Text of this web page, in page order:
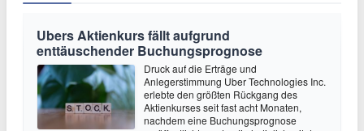
Ubers Aktienkurs fällt aufgrund
enttäuschender Buchungsprognose
Druck auf die Erträge und
Anlegerstimmung Uber Technologies Inc.
erlebte den größten Rückgang des
Aktienkurses seit fast acht Monaten,
nachdem eine Buchungsprognose